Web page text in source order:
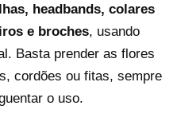
headbands, colares
e broches, usando
Basta prender as flores
cordões ou fitas, sempre
o uso.